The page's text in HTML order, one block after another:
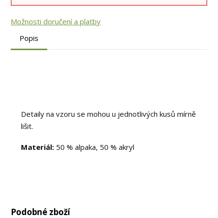
Možnosti doručení a platby
Popis
Detaily na vzoru se mohou u jednotlivých kusů mírně
lišit.
Materiál:50 % alpaka, 50 % akryl
Podobné zboží